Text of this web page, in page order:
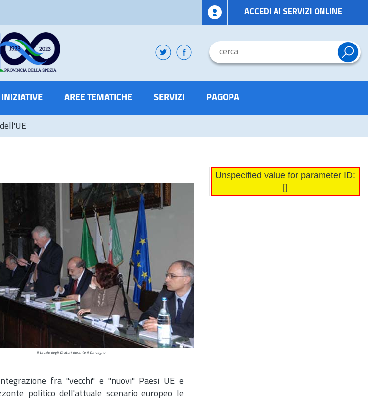
ACCEDI AI SERVIZI ONLINE
INIZIATIVE AREE TEMATICHE SERVIZI PAGOPA
Il tavolo degli Oratori durante il Convegno
fra "vecchi" e "nuovi" Paesi UE e
politico dell'attuale scenario europeo le
Unspecified value for parameter ID:
[]